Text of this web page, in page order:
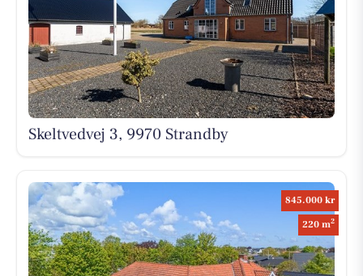
Skeltvedvej 3, 9970 Strandby
845.000 kr
220 m2